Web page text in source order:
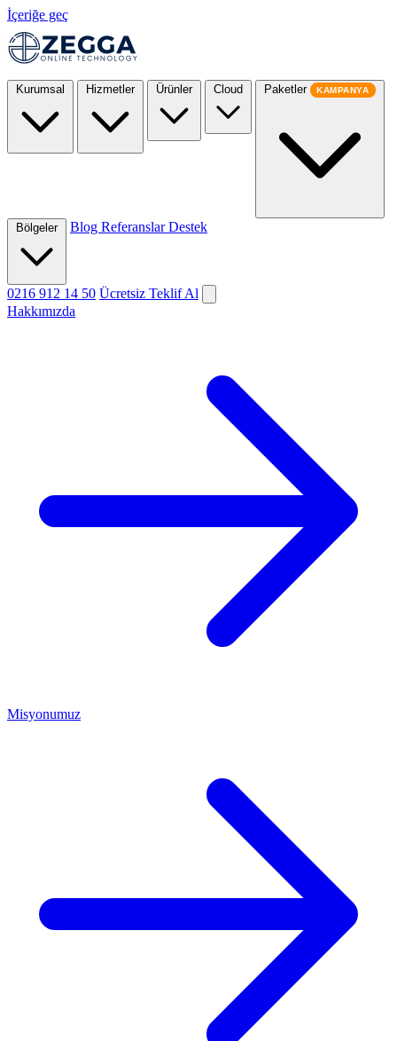
İçeriğe geç
Kurumsal Hizmetler Ürünler Cloud Paketler KAMPANYA
Bölgeler Blog ReferanslarDestek
0216 912 14 50 Ücretsiz Teklif Al
Hakkımızda
Misyonumuz